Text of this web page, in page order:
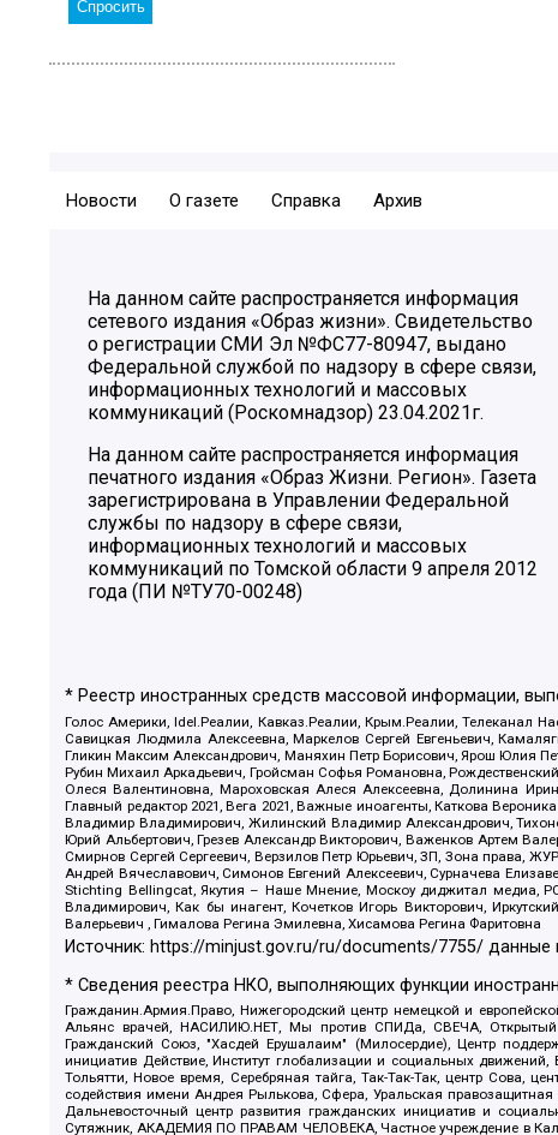
Новости О газете Справка Архив
На данном сайте распространяется информация
сетевого издания «Образ жизни». Свидетельство
о регистрации СМИ Эл №ФС77-80947, выдано
Федеральной службой по надзору в сфере связи,
информационных технологий и массовых
коммуникаций (Роскомнадзор) 23.04.2021г.
На данном сайте распространяется информация
печатного издания «Образ Жизни. Регион». Газета
зарегистрирована в Управлении Федеральной
службы по надзору в сфере связи,
информационных технологий и массовых
коммуникаций по Томской области 9 апреля 2012
года (ПИ №ТУ70-00248)
* Реестр иностранных средств массовой информации,
Голос Америки, Idel.Реалии, Кавказ.Реалии, Крым.Реалии, Телеканал
Савицкая Людмила Алексеевна, Маркелов Сергей Евгеньевич,
Гликин Максим Александрович, Маняхин Петр Борисович, Ярош Юлия
Рубин Михаил Аркадьевич, Гройсман Софья Романовна,
Олеся Валентиновна, Мароховская Алеся Алексеевна, Долинина
Главный редактор 2021, Вега 2021, Важные иноагенты, Каткова
Владимир Владимирович, Жилинский Владимир Александрович,
Юрий Альбертович, Грезев Александр Викторович, Важенков Артем
Смирнов Сергей Сергеевич, Верзилов Петр Юрьевич, ЗП, Зона права,
Андрей Вячеславович, Симонов Евгений Алексеевич, Сурначева
Stichting Bellingcat, Якутия – Наше Мнение, Москоу диджитал медиа,
Владимирович, Как бы инагент, Кочетков Игорь Викторович,
Валерьевич , Гималова Регина Эмилевна, Хисамова Регина Фаритовна
Источник: https://minjust.gov.ru/ru/documents/7755/ данные
* Сведения реестра НКО, выполняющих функции
Гражданин.Армия.Право, Нижегородский центр немецкой и
Альянс врачей, НАСИЛИЮ.НЕТ, Мы против СПИДа, СВЕЧА, Открытый
Гражданский Союз, "Хасдей Ерушалаим" (Милосердие), Центр
инициатив Действие, Институт глобализации и социальных
Тольятти, Новое время, Серебряная тайга, Так-Так-Так, центр Сова,
содействия имени Андрея Рылькова, Сфера, Уральская
Дальневосточный центр развития гражданских инициатив и
Сутяжник, АКАДЕМИЯ ПО ПРАВАМ ЧЕЛОВЕКА, Частное учреждение в